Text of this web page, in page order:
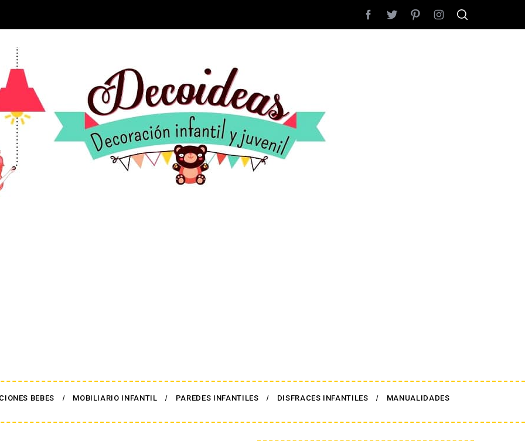
BEBES MOBILIARIO INFANTIL PAREDES INFANTILES DISFRACES INFANTILES MANUALIDADES